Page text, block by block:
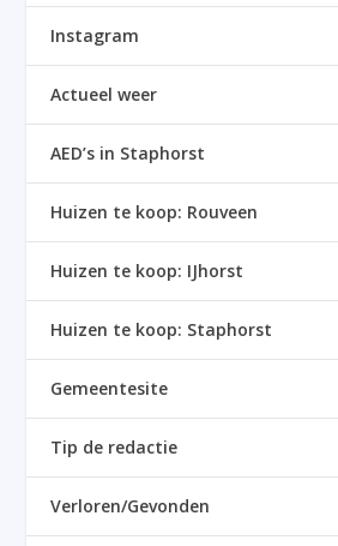
Instagram
Actueel weer
AED’s in Staphorst
Huizen te koop: Rouveen
Huizen te koop: IJhorst
Huizen te koop: Staphorst
Gemeentesite
Tip de redactie
Verloren/Gevonden